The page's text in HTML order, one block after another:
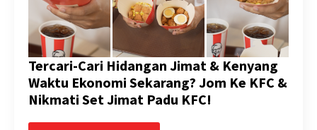
Tercari-Cari Hidangan Jimat & Kenyang
Waktu Ekonomi Sekarang? Jom Ke KFC &
Nikmati Set Jimat Padu KFC!